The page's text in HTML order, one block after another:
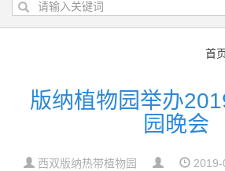
首
版纳植物园举办
园晚会
西双版纳热带植物园 2019-